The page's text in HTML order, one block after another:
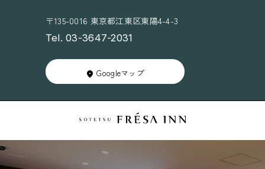
〒135-0016 東京都江東区東陽4-4-3
Tel. 03-3647-2031
Googleマップ